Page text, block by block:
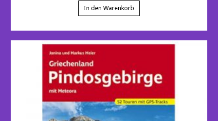
In den Warenkorb